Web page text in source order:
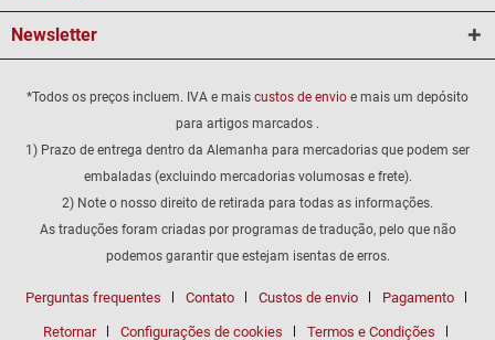
Newsletter
*Todos os preços incluem. IVA e mais custos de envio e mais um depósito
para artigos marcados .
1) Prazo de entrega dentro da Alemanha para mercadorias que podem ser
embaladas (excluindo mercadorias volumosas e frete).
2) Note o nosso direito de retirada para todas as informações.
As traduções foram criadas por programas de tradução, pelo que não
podemos garantir que estejam isentas de erros.
Perguntas frequentes Contato Custos de envio Pagamento
Retornar Configurações de cookies Termos e Condições